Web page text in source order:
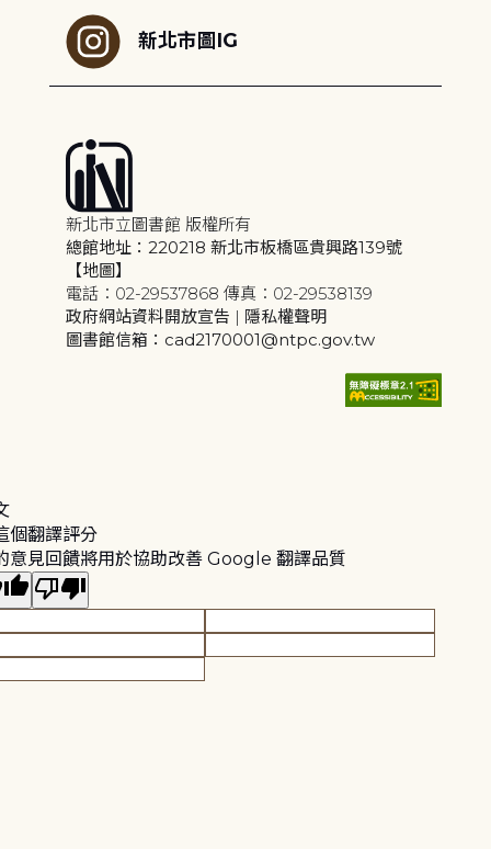
新北市圖IG
新北市立圖書館 版權所有
總館地址：220218 新北市板橋區貴興路139號
【地圖】
電話：02-29537868 傳真：02-29538139
政府網站資料開放宣告 | 隱私權聲明
圖書館信箱：cad2170001@ntpc.gov.tw
個翻譯評分
意見回饋將用於協助改善 Google 翻譯品質